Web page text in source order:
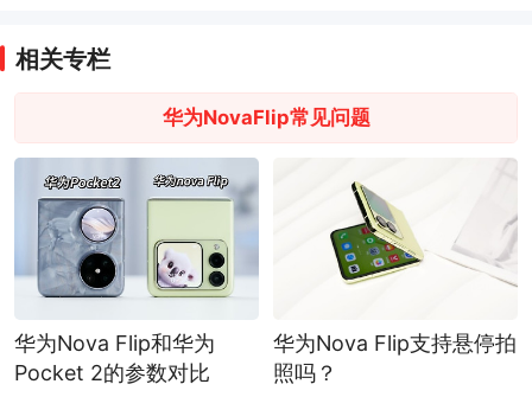
相关专栏
华为NovaFlip常见问题
华为Nova Flip和华为
Pocket 2的参数对比
华为Nova Flip支持悬停拍
照吗？